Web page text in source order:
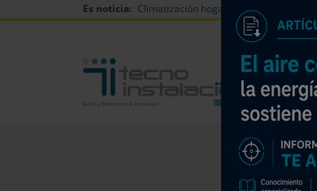
Es noticia: Climatización hogares verano